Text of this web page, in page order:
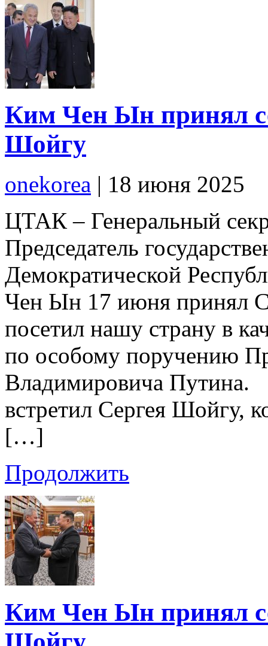
Ким Чен Ын принял
Шойгу
onekorea | 18 июня 2025
ЦТАК – Генеральный
Председатель
Демократической
Чен Ын 17 июня принял
посетил нашу страну в
по особому поручению
Владимировича
встретил Сергея Шойгу,
[…]
Продолжить
Ким Чен Ын принял